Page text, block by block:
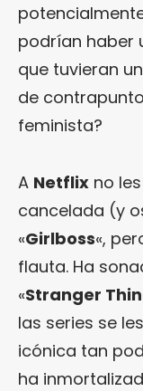
podrían haber
que tuvieran
de
feminista?
A Netflix no
cancelada (y
«Girlboss«,
flauta. Ha
«Stranger
las series se
icónica tan
ha